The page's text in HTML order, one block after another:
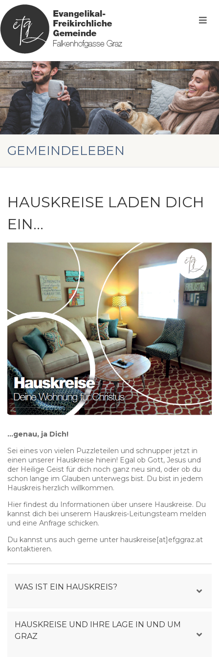
GEMEINDELEBEN
HAUSKREISE LADEN DICH
EIN…
…genau, ja Dich!
Sei eines von vielen Puzzleteilen und schnupper jetzt in
einen unserer Hauskreise hinein! Egal ob Gott, Jesus und
der Heilige Geist für dich noch ganz neu sind, oder ob du
schon lange im Glauben unterwegs bist. Du bist in jedem
Hauskreis herzlich willkommen.
Hier findest du Informationen über unsere Hauskreise. Du
kannst dich bei unserem Hauskreis-Leitungsteam melden
und eine Anfrage schicken.
Du kannst uns auch gerne unter hauskreise[at]efggraz.at
kontaktieren.
WAS IST EIN HAUSKREIS?
Eine geschlossene Clique von besonders frommen
Menschen? Nein! Ein Hauskreis ist eine offene Gruppe
von 6 bis 12 Personen
HAUSKREISE UND IHRE LAGE IN UND UM
GRAZ